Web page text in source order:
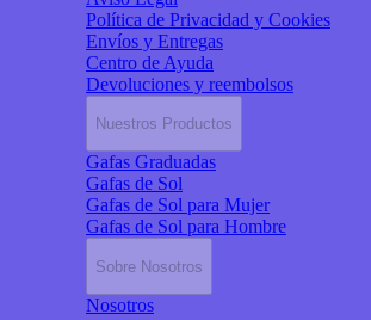
Política de Privacidad y Cookies
Envíos y Entregas
Centro de Ayuda
Devoluciones y reembolsos
Nuestros Productos
Gafas Graduadas
Gafas de Sol
Gafas de Sol para Mujer
Gafas de Sol para Hombre
Sobre Nosotros
Nosotros